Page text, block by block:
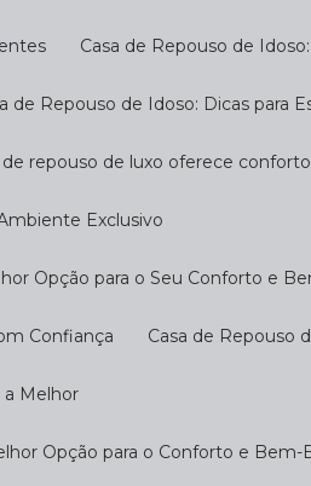
Casa de Repouso de
de Repouso de Idoso: Dicas para
de repouso de luxo oferece
Exclusivo
Opção para o Seu Conforto e
Confiança Casa de
a Melhor
Opção para o Conforto e Bem-